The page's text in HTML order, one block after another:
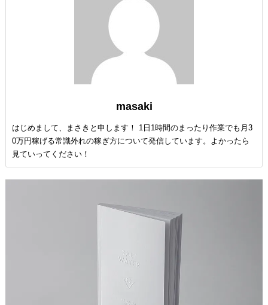
masaki
はじめまして、まさきと申します！ 1日1時間のまったり作業でも月3
0万円稼げる常識外れの稼ぎ方について発信しています。よかったら
見ていってください！